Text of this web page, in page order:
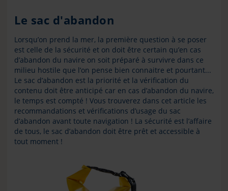
Le sac d'abandon
Lorsqu’on prend la mer, la première question à se poser
est celle de la sécurité et on doit être certain qu’en cas
d’abandon du navire on soit préparé à survivre dans ce
milieu hostile que l’on pense bien connaitre et pourtant...
Le sac d’abandon est la priorité et la vérification du
contenu doit être anticipé car en cas d’abandon du navire,
le temps est compté ! Vous trouverez dans cet article les
recommandations et vérifications d’usage du sac
d’abandon avant toute navigation ! La sécurité est l’affaire
de tous, le sac d’abandon doit être prêt et accessible à
tout moment !